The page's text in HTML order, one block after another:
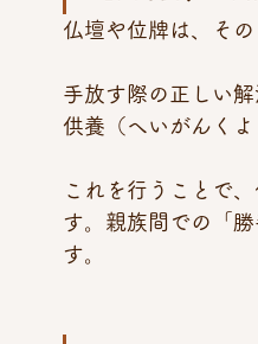
仏壇や位牌は、そ
手放す際の正しい
供養（へいがんく
これを行うことで
す。親族間での「
す。